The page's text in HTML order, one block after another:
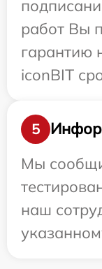
работ Вы
гарантию
iconBIT
5
Мы
наш